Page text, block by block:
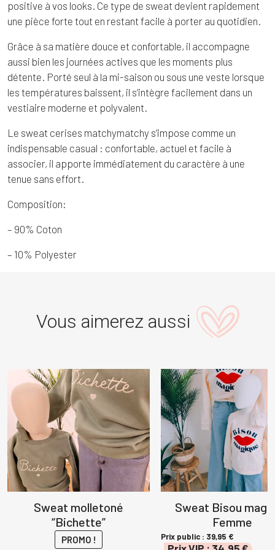
positive à vos looks. Ce type de sweat devient rapidement
une pièce forte tout en restant facile à porter au quotidien.
Grâce à sa matière douce et confortable, il accompagne
aussi bien les journées actives que les moments plus
détente. Porté seul à la mi-saison ou sous une veste lorsque
les températures baissent, il s’intègre facilement dans un
vestiaire moderne et polyvalent.
Le sweat cerises matchymatchy s’impose comme un
indispensable casual : confortable, actuel et facile à
associer, il apporte immédiatement du caractère à une
tenue sans effort.
Composition:
– 90% Coton
– 10% Polyester
Vous aimerez aussi
Sweat molletoné
“Bichette”
PROMO !
Sweat Bisou
Femme
Prix public : 39,95 €